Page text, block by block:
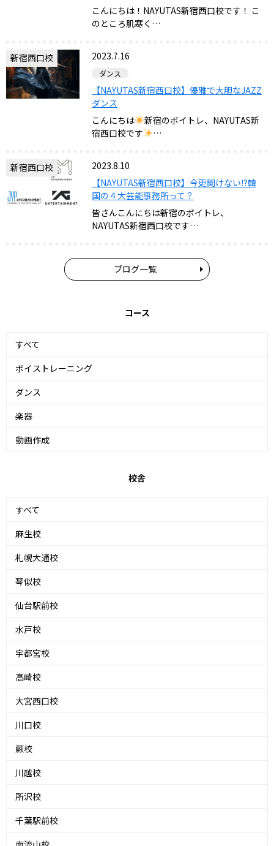
こんにちは！NAYUTAS新宿西口校です！ こ
のところ肌寒く…
新宿西口校 2023.7.16
ダンス
【NAYUTAS新宿西口校】優雅で大胆なJAZZ
ダンス
こんにちは
新宿のボイトレ、NAYUTAS新
宿西口校です
…
新宿西口校
2023.8.10
【NAYUTAS新宿西口校】今更聞けない⁉韓
国の４大芸能事務所って？
皆さんこんにちは新宿のボイトレ、
NAYUTAS新宿西口校です…
ブログ一覧
コース
すべて
ボイストレーニング
ダンス
楽器
動画作成
校舎
すべて
麻生校
札幌大通校
琴似校
仙台駅前校
水戸校
宇都宮校
高崎校
大宮西口校
川口校
蕨校
川越校
所沢校
千葉駅前校